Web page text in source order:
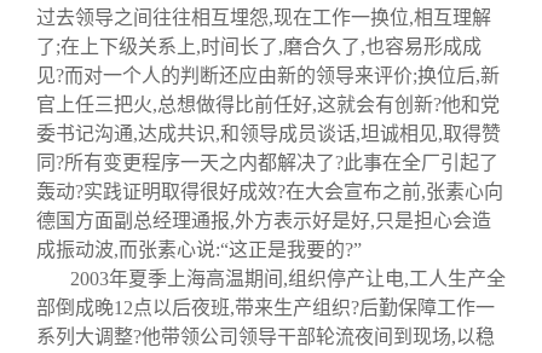
过去领导之间往往相互埋怨,现在工作一换位,相互理解
了;在上下级关系上,时间长了,磨合久了,也容易形成成
见?而对一个人的判断还应由新的领导来评价;换位后,新
官上任三把火,总想做得比前任好,这就会有创新?他和党
委书记沟通,达成共识,和领导成员谈话,坦诚相见,取得赞
同?所有变更程序一天之内都解决了?此事在全厂引起了
轰动?实践证明取得很好成效?在大会宣布之前,张素心向
德国方面副总经理通报,外方表示好是好,只是担心会造
成振动波,而张素心说:“这正是我要的?”
2003年夏季上海高温期间 ,组织停产让电,工人生产全
部倒成晚12点以后夜班,带来生产组织?后勤保障工作一
系列大调整?他带领公司领导干部轮流夜间到现场,以稳